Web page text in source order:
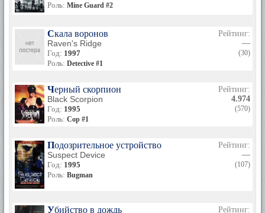
Роль: Mine Guard #2
Скала воронов
Raven's Ridge
Год: 1997
Роль: Detective #1
Рейтинг:
—
(30)
Черный скорпион
Black Scorpion
Год: 1995
Роль: Cop #1
Рейтинг:
4.974
(570)
Подозрительное устройство
Suspect Device
Год: 1995
Роль: Bugman
Рейтинг:
—
(107)
Убийство в дождь
Рейтинг: